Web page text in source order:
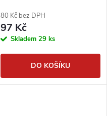
80 Kč bez DPH
97 Kč
Skladem 29 ks
DO KOŠÍKU